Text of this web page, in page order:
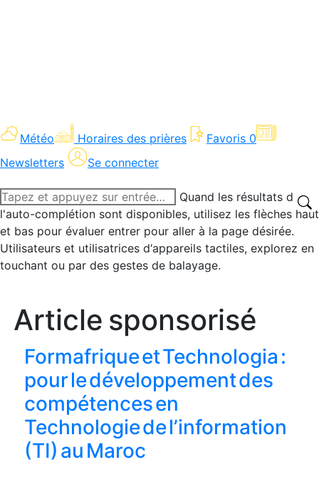
Météo Horaires des prières Favoris 0
Newsletters
Se connecter
Recherche
:
Quand les résultats de
l'auto-complétion sont disponibles, utilisez les flèches haut
et bas pour évaluer entrer pour aller à la page désirée.
Utilisateurs et utilisatrices d‘appareils tactiles, explorez en
touchant ou par des gestes de balayage.
Article sponsorisé
Formafrique et Technologia :
pour le développement des
compétences en
Technologie de l’information
(TI) au Maroc